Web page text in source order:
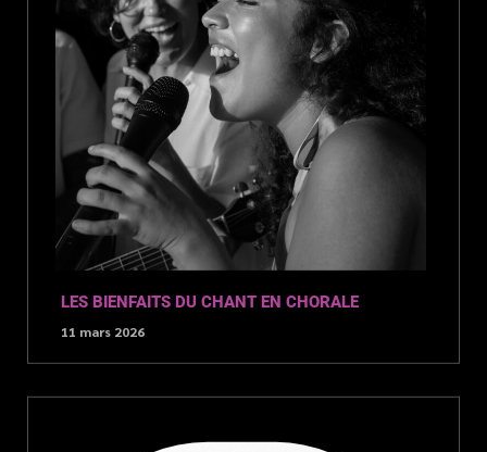
LES BIENFAITS DU CHANT EN CHORALE
11 mars 2026